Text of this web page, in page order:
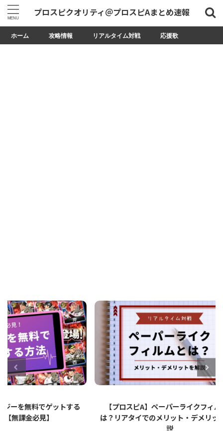
プロスピクオリティ＠プロスピAまとめ速報
ホーム 攻略情報 リアルタイム対戦 応援歌
する
【プロスピA】ペーパーライクフィルムと
は？リアタイでのメリット・デメリットを解
【プ